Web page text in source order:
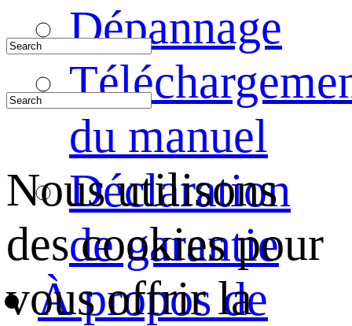
Dépannage
du manuel
Déclaration
de garantie
À propos de
Nous utilisons
des cookies pour
vous offrir la